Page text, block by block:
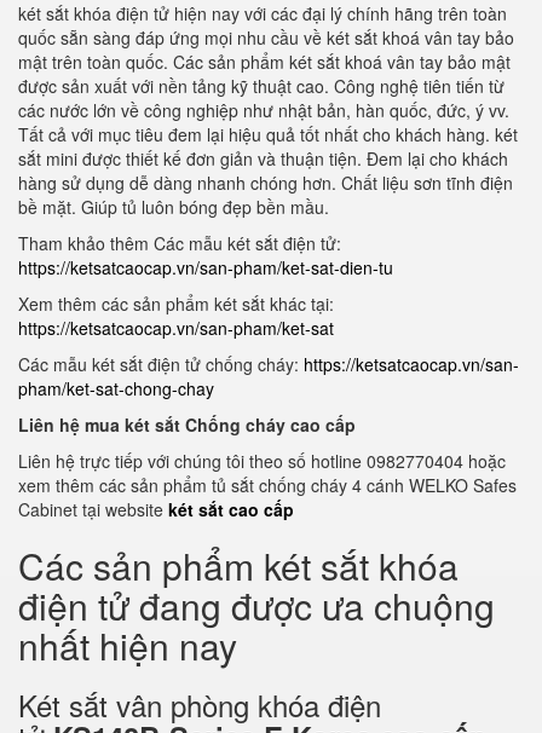
két sắt khóa điện tử hiện nay với các đại lý chính hãng trên toàn
quốc sẵn sàng đáp ứng mọi nhu cầu về két sắt khoá vân tay bảo
mật trên toàn quốc. Các sản phẩm két sắt khoá vân tay bảo mật
được sản xuất với nền tảng kỹ thuật cao. Công nghệ tiên tiến từ
các nước lớn về công nghiệp như nhật bản, hàn quốc, đức, ý vv.
Tất cả với mục tiêu đem lại hiệu quả tốt nhất cho khách hàng. két
sắt mini được thiết kế đơn giản và thuận tiện. Đem lại cho khách
hàng sử dụng dễ dàng nhanh chóng hơn. Chất liệu sơn tĩnh điện
bề mặt. Giúp tủ luôn bóng đẹp bền mầu.
Tham khảo thêm Các mẫu két sắt điện tử:
https://ketsatcaocap.vn/san-pham/ket-sat-dien-tu
Xem thêm các sản phẩm két sắt khác tại:
https://ketsatcaocap.vn/san-pham/ket-sat
Các mẫu két sắt điện tử chống cháy: https://ketsatcaocap.vn/san-
pham/ket-sat-chong-chay
Liên hệ mua két sắt Chống cháy cao cấp
Liên hệ trực tiếp với chúng tôi theo số hotline 0982770404 hoặc
xem thêm các sản phẩm tủ sắt chống cháy 4 cánh WELKO Safes
Cabinet tại website két sắt cao cấp
Các sản phẩm két sắt khóa
điện tử đang được ưa chuộng
nhất hiện nay
Két sắt vân phòng khóa điện